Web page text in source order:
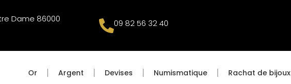
Dame 86000
09 82 56 32 40
Or Argent Devises Numismatique Rachat de bijoux